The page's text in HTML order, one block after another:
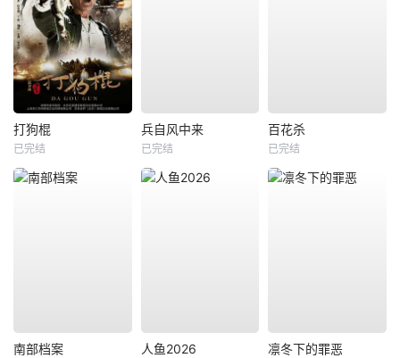
打狗棍
已完结
兵自风中来
已完结
百花杀
已完结
南部档案 人鱼2026 凛冬下的罪恶